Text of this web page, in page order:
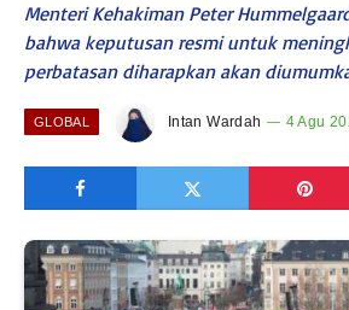
Menteri Kehakiman Peter
bahwa keputusan resmi untuk
perbatasan diharapkan akan
GLOBAL Intan Wardah 4 Agu